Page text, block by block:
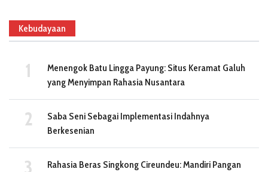
Kebudayaan
Menengok Batu Lingga Payung: Situs Keramat Galuh
yang Menyimpan Rahasia Nusantara
Saba Seni Sebagai Implementasi Indahnya
Berkesenian
Rahasia Beras Singkong Cireundeu: Mandiri Pangan